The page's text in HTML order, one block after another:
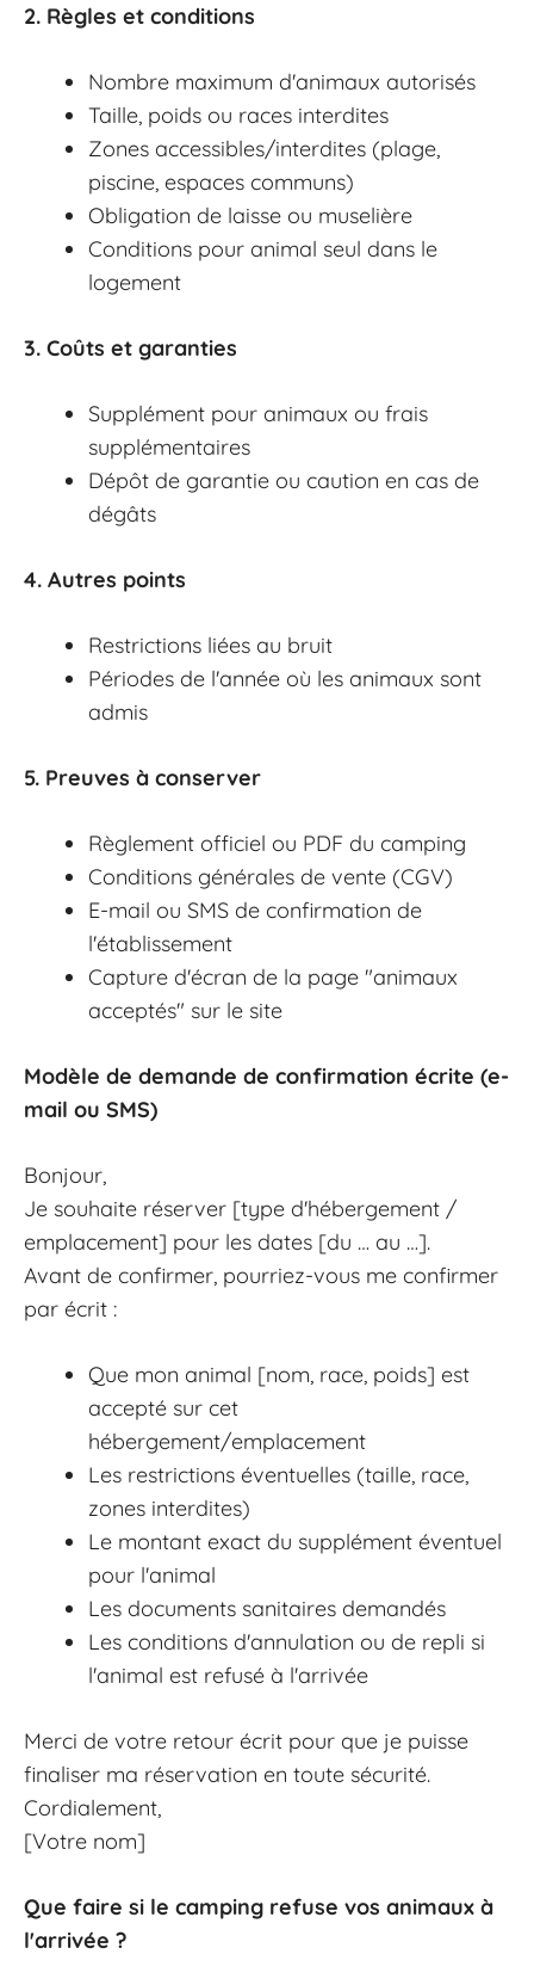
2. Règles et conditions
Nombre maximum d'animaux autorisés
Taille, poids ou races interdites
Zones accessibles/interdites (plage,
piscine, espaces communs)
Obligation de laisse ou muselière
Conditions pour animal seul dans le
logement
3. Coûts et garanties
Supplément pour animaux ou frais
supplémentaires
Dépôt de garantie ou caution en cas de
dégâts
4. Autres points
Restrictions liées au bruit
Périodes de l'année où les animaux sont
admis
5. Preuves à conserver
Règlement officiel ou PDF du camping
Conditions générales de vente (CGV)
E-mail ou SMS de confirmation de
l'établissement
Capture d'écran de la page "animaux
acceptés" sur le site
Modèle de demande de confirmation écrite (e-
mail ou SMS)
Bonjour,
Je souhaite réserver [type d'hébergement /
emplacement] pour les dates [du … au …].
Avant de confirmer, pourriez-vous me confirmer
par écrit :
Que mon animal [nom, race, poids] est
accepté sur cet
hébergement/emplacement
Les restrictions éventuelles (taille, race,
zones interdites)
Le montant exact du supplément éventuel
pour l'animal
Les documents sanitaires demandés
Les conditions d'annulation ou de repli si
l'animal est refusé à l'arrivée
Merci de votre retour écrit pour que je puisse
finaliser ma réservation en toute sécurité.
Cordialement,
[Votre nom]
Que faire si le camping refuse vos animaux à
l'arrivée ?